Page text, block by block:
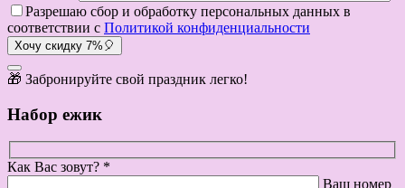
Разрешаю сбор и обработку персональных данных в
соответствии с Политикой конфиденциальности
Хочу скидку 7%🎈
🎁 Забронируйте свой праздник легко!
Набор ежик
Как Вас зовут? *
Ваш номер